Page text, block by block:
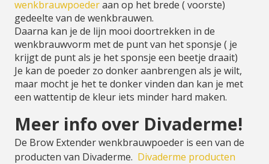
wenkbrauwpoederaan op het brede ( voorste)
gedeelte van de wenkbrauwen.
Daarna kan je de lijn mooi doortrekken in de
wenkbrauwvorm met de punt van het sponsje ( je
krijgt de punt als je het sponsje een beetje draait)
Je kan de poeder zo donker aanbrengen als je wilt,
maar mocht je het te donker vinden dan kan je met
een wattentip de kleur iets minder hard maken.
Meer info over Divaderme!
De Brow Extender wenkbrauwpoeder is een van de
producten van Divaderme. Divaderme producten